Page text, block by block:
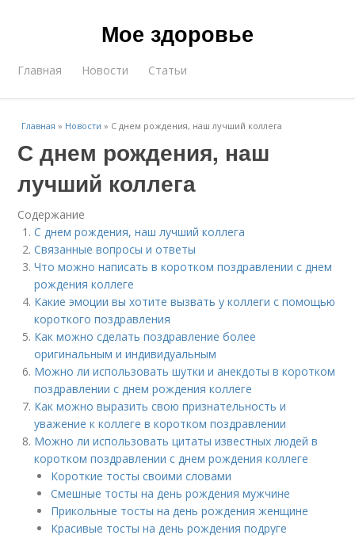
Мое здоровье
Главная Новости Статьи
Главная » Новости » С днем рождения, наш лучший коллега
С днем рождения, наш
лучший коллега
Содержание
С днем рождения, наш лучший коллега
Связанные вопросы и ответы
Что можно написать в коротком поздравлении с днем
рождения коллеге
Какие эмоции вы хотите вызвать у коллеги с помощью
короткого поздравления
Как можно сделать поздравление более
оригинальным и индивидуальным
Можно ли использовать шутки и анекдоты в коротком
поздравлении с днем рождения коллеге
Как можно выразить свою признательность и
уважение к коллеге в коротком поздравлении
Можно ли использовать цитаты известных людей в
коротком поздравлении с днем рождения коллеге
Короткие тосты своими словами
Смешные тосты на день рождения мужчине
Прикольные тосты на день рождения женщине
Красивые тосты на день рождения подруге